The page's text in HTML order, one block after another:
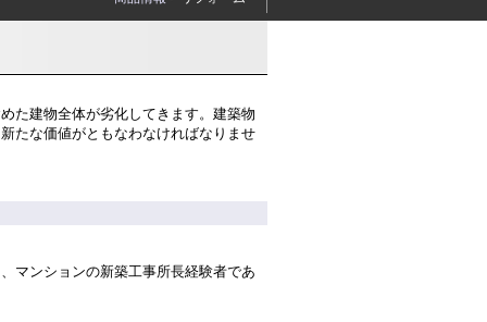
た建物全体が劣化してきます。建築物
たな価値がともなわなければなりませ
マンションの新築工事所長経験者であ